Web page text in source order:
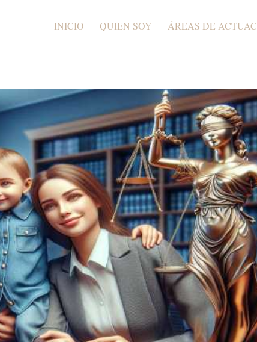
INICIO QUIEN SOY ÁREAS DE